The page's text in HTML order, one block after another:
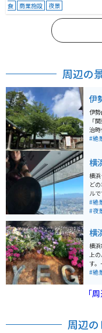
食
商業施設 夜景
周辺の
伊
伊勢
「
治
台に
#絶
横
横
ど
ル
で
す。 数十秒で最上階に到達する高速エレベーターも見ど
は
ら売
時
や
#絶
#夜
横
横
上
す
楽し
お
#絶
「
周辺